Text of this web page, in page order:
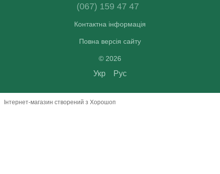
(067) 159 47 47
Контактна інформація
Повна версія сайту
© 2026
Укр Рус
Інтернет-магазин створений з Хорошоп